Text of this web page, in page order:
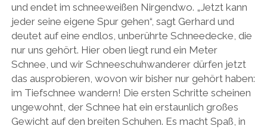
und endet im schneeweißen Nirgendwo. „Jetzt kann
jeder seine eigene Spur gehen“, sagt Gerhard und
deutet auf eine endlos, unberührte Schneedecke, die
nur uns gehört. Hier oben liegt rund ein Meter
Schnee, und wir Schneeschuhwanderer dürfen jetzt
das ausprobieren, wovon wir bisher nur gehört haben:
im Tiefschnee wandern! Die ersten Schritte scheinen
ungewohnt, der Schnee hat ein erstaunlich großes
Gewicht auf den breiten Schuhen. Es macht Spaß, in